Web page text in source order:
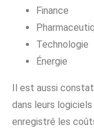
Finance
Technologie
Énergie
Il est aussi
dans leurs
enregistré les